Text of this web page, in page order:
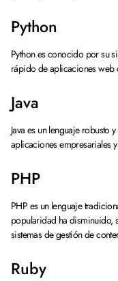
Python
Python es conocido por su
rápido de aplicaciones web
Java
Java es un lenguaje robusto
aplicaciones empresariales
PHP
PHP es un lenguaje
popularidad ha disminuido,
sistemas de gestión de
Ruby